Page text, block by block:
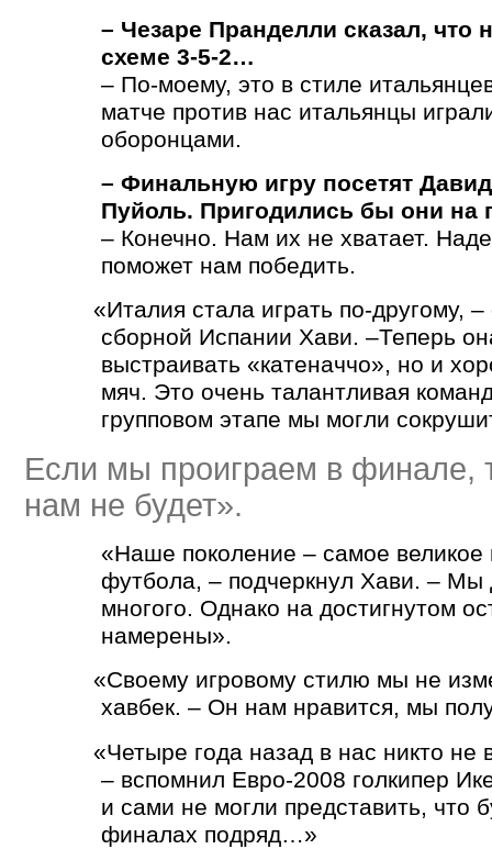
– Чезаре Пранделли сказал, что
схеме 3-5-2…
– По-моему, это в стиле
матче против нас итальянцы
оборонцами.
– Финальную игру посетят
Пуйоль. Пригодились бы они на
– Конечно. Нам их не хватает.
поможет нам победить.
«Италия стала играть по-другому,
сборной Испании Хави. –Теперь
выстраивать «катеначчо», но и
мяч. Это очень талантливая
групповом этапе мы могли
Если мы проиграем в финале,
нам не будет».
«Наше поколение – самое великое
футбола, – подчеркнул Хави. – Мы
многого. Однако на достигнутом
намерены».
«Своему игровому стилю мы не
хавбек. – Он нам нравится, мы
«Четыре года назад в нас никто
– вспомнил Евро-2008 голкипер
и сами не могли представить, что
финалах подряд…»